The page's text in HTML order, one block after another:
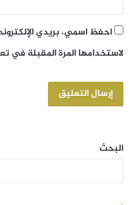
احفظ اسمي، بريدي
لاستخدامها المرة المقبلة في
البحث